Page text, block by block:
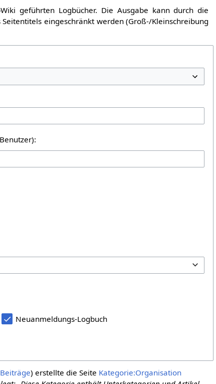
geführten Logbücher. Die Ausgabe kann durch die
eingeschränkt werden (Groß-/Kleinschreibung
Neuanmeldungs-Logbuch
Beiträge erstellte die Seite Kategorie:Organisation